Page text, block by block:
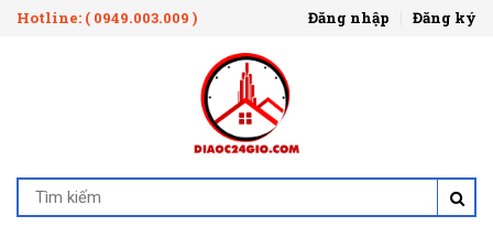
Hotline: ( 0949.003.009 ) Đăng nhập Đăng ký